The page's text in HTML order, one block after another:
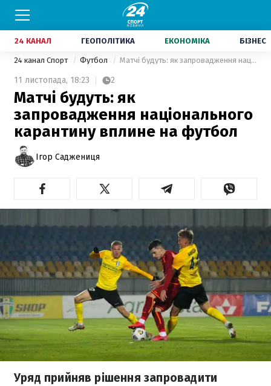
24 КАНАЛ ГЕОПОЛІТИКА ЕКОНОМІКА БІЗНЕС
24 канал Спорт Футбол Матчі будуть: як запровадження національного карантину вплине на футбол
11 листопада, 18:23 2
Матчі будуть: як
запровадження національного
карантину вплине на футбол
Ігор Саджениця
Уряд прийняв рішення запровадити